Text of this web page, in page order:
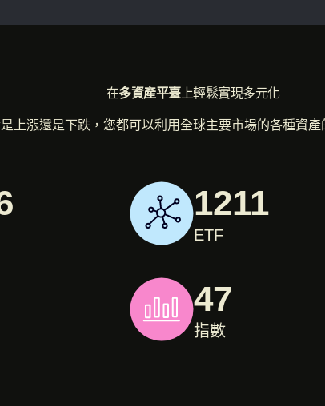
在多資產平臺上輕鬆實現多元化
上漲還是下跌，您都可以利用全球主要市場的各種資產
1211
ETF
47
指數